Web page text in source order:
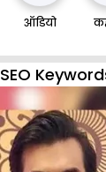
ऑडियो
SEO